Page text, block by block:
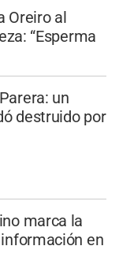
Oreiro al
“Esperma
un
destruido por
marca la
en